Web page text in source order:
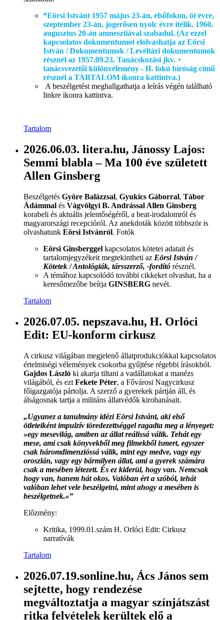
*Eörsi Istvánt 1957 május 23-án, elsőfokon, öt évre,
szeptember 23-án, jogerősen nyolc évre ítélik. 1960.
augusztus 20-án amnesztiával szabadul. (Az ezzel
kapcsolatos dokumentumot elolvashatja az Eörsi
István / Dokumentumok / Levéltári dokumentumok
résznél az 1957.09.23. Tanácskozási jkv. +
tanácsvezetői különvélemény - II. fokú bíróság című
résznél a TARTALOM ikonra kattintva.)
A beszélgetést meghallgathatja a leírás végén található
linkre ikonra kattintva.
Tartalom
2026.06.03. litera.hu, Jánossy Lajos:
Semmi blabla – Ma 100 éve született
Allen Ginsberg
Beszélgetés Györe Balázzsal, Gyukics Gáborral, Tábor
Ádámmal és Vágvölgyi B. Andrással Allen Ginsberg
korabeli és aktuális jelentőségéről, a beat-irodalomról és
magyarországi recepcióról. Az anekdoták között többször is
olvashatunk Eörsi Istvánról. Fotók
Eörsi Ginsberggel kapcsolatos kötetei adatait és
tartalomjegyzékeit megtekintheti az Eörsi István /
Kötetek / Antológiák, társszerző, -fordító résznél.
A témához kapcsolódó további cikkeket olvashat, ha a
keresőmezőbe beírja GINSBERG nevét.
Tartalom
2026.07.05. nepszava.hu, H. Orlóci
Edit: EU-konform cirkusz
A cirkusz világában megjelenő állatprodukciókkal kapcsolatos
értelmiségi vélemények csokorba gyűjtése régebbi írásokból.
Gajdos László ki akarja tiltani a vadállatokat a manézs
világából, és ezt Fekete Péter, a Fővárosi Nagycirkusz
főigazgatója pártolja. A szerző a gyerekek pártján áll, és
álságosnak tartja a militáns állatvédők kirohanásait.
„Ugyanez a tanulmány idézi Eörsi Istvánt, aki első
ötleteiként impulzív töredezettséggel ragadta meg a lényeget:
»egy mesevilág, amiben az állat reálissá válik. Tehát egy
mese, ami csak könyvekből meg filmekből ismert, egyszer
csak háromdimenzióssá válik, mint egy medve, vagy egy
oroszlán, vagy egy bármilyen állat, ami a gyerek számára
csak a mesében létezett. És ez kiderül, hogy van. Nemcsak
hogy van, hanem hát okos. Valóban ért a szóból, tehát
valóban lehet vele beszélgetni, mint ahogy a mesében is
beszélgetnek.«”
Előzmény:
Kritika, 1999.01.szám H. Orlóci Edit: Cirkusz
narratívák
Tartalom
2026.07.19.sonline.hu, Ács János sem
sejtette, hogy rendezése
megváltoztatja a magyar színjátszást
ritka felvételek kerültek elő a